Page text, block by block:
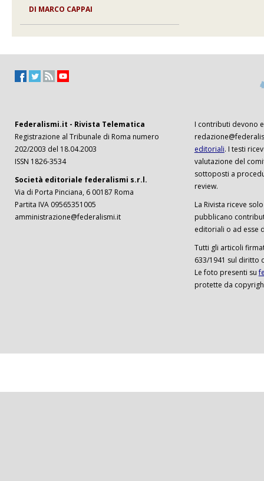
DI MARCO CAPPAI
Federalismi.it - Rivista Telematica
Registrazione al Tribunale di Roma numero
202/2003 del 18.04.2003
ISSN 1826-3534
Società editoriale federalismi s.r.l.
Via di Porta Pinciana, 6 00187 Roma
Partita IVA 09565351005
amministrazione@federalismi.it
I contributi devono
editoriali. I testi
valutazione del
sottoposti a
review.
La Rivista riceve
pubblicano
editoriali o ad esse
Tutti gli articoli
633/1941 sul diritto
Le foto presenti su
protette da